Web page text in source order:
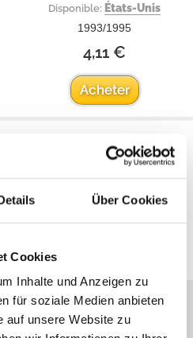
Über Cookies
Cookies
Inhalte und Anzeigen zu
für soziale Medien anbieten
auf unsere Website zu
Disponible: États-Unis
1993/1995
4,11 €
Acheter
incluent la TVA
désolés, nous